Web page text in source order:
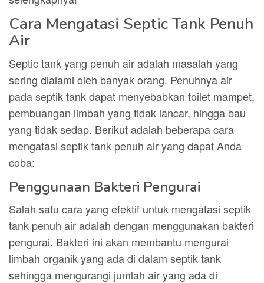
Cara Mengatasi Septic Tank Penuh
Air
Septic tank yang penuh air adalah masalah yang
sering dialami oleh banyak orang. Penuhnya air
pada septik tank dapat menyebabkan toilet mampet,
pembuangan limbah yang tidak lancar, hingga bau
yang tidak sedap. Berikut adalah beberapa cara
mengatasi septik tank penuh air yang dapat Anda
coba:
Penggunaan Bakteri Pengurai
Salah satu cara yang efektif untuk mengatasi septik
tank penuh air adalah dengan menggunakan bakteri
pengurai. Bakteri ini akan membantu mengurai
limbah organik yang ada di dalam septik tank
sehingga mengurangi jumlah air yang ada di